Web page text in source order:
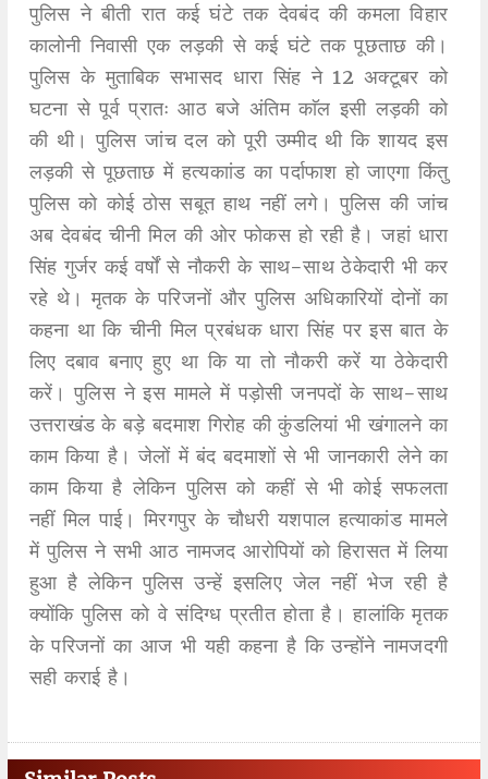
पुलिस ने बीती रात कई घंटे तक देवबंद की कमला विहार
कालोनी निवासी एक लड़की से कई घंटे तक पूछताछ की।
पुलिस के मुताबिक सभासद धारा सिंह ने 12 अक्टूबर को
घटना से पूर्व प्रातः आठ बजे अंतिम काॅल इसी लड़की को
की थी। पुलिस जांच दल को पूरी उम्मीद थी कि शायद इस
लड़की से पूछताछ में हत्यकाांड का पर्दाफाश हो जाएगा किंतु
पुलिस को कोई ठोस सबूत हाथ नहीं लगे। पुलिस की जांच
अब देवबंद चीनी मिल की ओर फोकस हो रही है। जहां धारा
सिंह गुर्जर कई वर्षों से नौकरी के साथ-साथ ठेकेदारी भी कर
रहे थे। मृतक के परिजनों और पुलिस अधिकारियों दोनों का
कहना था कि चीनी मिल प्रबंधक धारा सिंह पर इस बात के
लिए दबाव बनाए हुए था कि या तो नौकरी करें या ठेकेदारी
करें। पुलिस ने इस मामले में पड़ोसी जनपदों के साथ-साथ
उत्तराखंड के बड़े बदमाश गिरोह की कुंडलियां भी खंगालने का
काम किया है। जेलों में बंद बदमाशों से भी जानकारी लेने का
काम किया है लेकिन पुलिस को कहीं से भी कोई सफलता
नहीं मिल पाई। मिरगपुर के चौधरी यशपाल हत्याकांड मामले
में पुलिस ने सभी आठ नामजद आरोपियों को हिरासत में लिया
हुआ है लेकिन पुलिस उन्हें इसलिए जेल नहीं भेज रही है
क्योंकि पुलिस को वे संदिग्ध प्रतीत होता है। हालांकि मृतक
के परिजनों का आज भी यही कहना है कि उन्होंने नामजदगी
सही कराई है।